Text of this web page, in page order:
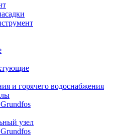
и горячего водоснабжения
узел